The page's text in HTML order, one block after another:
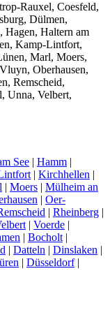
Rauxel, Coesfeld,
Dülmen,
Hagen, Haltern am
Kamp-Lintfort,
Marl, Moers,
Oberhausen,
Remscheid,
Unna, Velbert,
See | Hamm |
| Kirchhellen |
| Moers | Mülheim an
| Oer-
| Rheinberg |
| Voerde |
| Bocholt |
| Datteln | Dinslaken |
| Düsseldorf|